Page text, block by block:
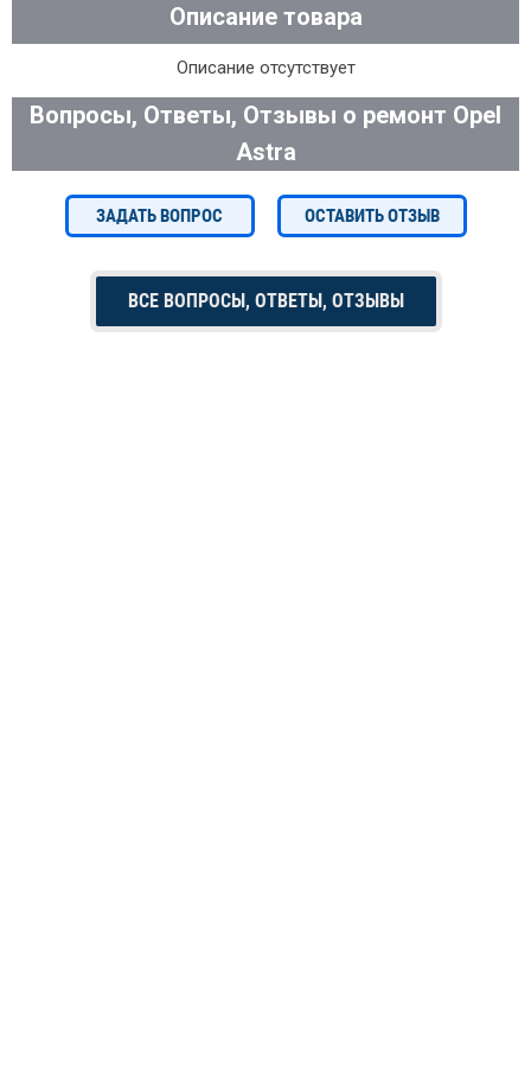
Описание товара
Описание отсутствует
Вопросы, Ответы, Отзывы о ремонт Opel
Astra
ЗАДАТЬ ВОПРОС ОСТАВИТЬ ОТЗЫВ
ВСЕ ВОПРОСЫ, ОТВЕТЫ, ОТЗЫВЫ